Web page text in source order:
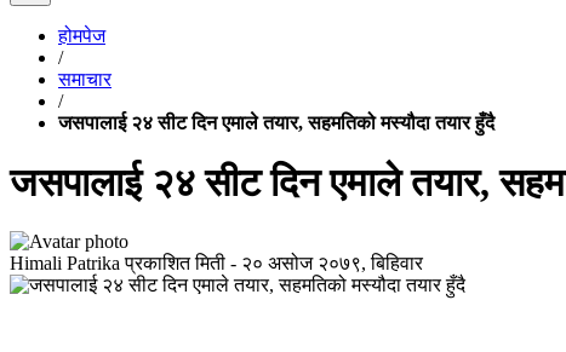
होमपेज
/
समाचार
/
जसपालाई २४ सीट दिन एमाले तयार, सहमतिको मस्यौदा तयार हुँदै
जसपालाई २४ सीट दिन एमाले तयार,
Himali Patrika प्रकाशित मिती - २० असोज २०७९, बिहिवार